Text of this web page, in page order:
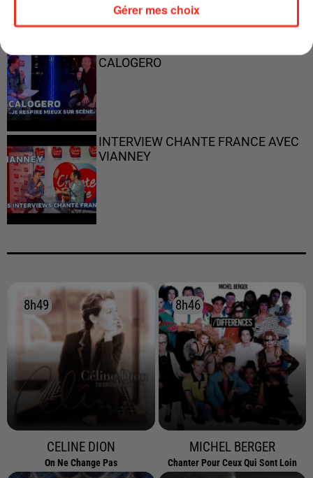
CALOGERO
INTERVIEW CHANTE FRANCE AVEC
VIANNEY
8h49
8h49
CELINE DION
On Ne Change Pas
8h46
8h46
MICHEL BERGER
Chanter Pour Ceux Qui Sont Loin
Gérer mes choix